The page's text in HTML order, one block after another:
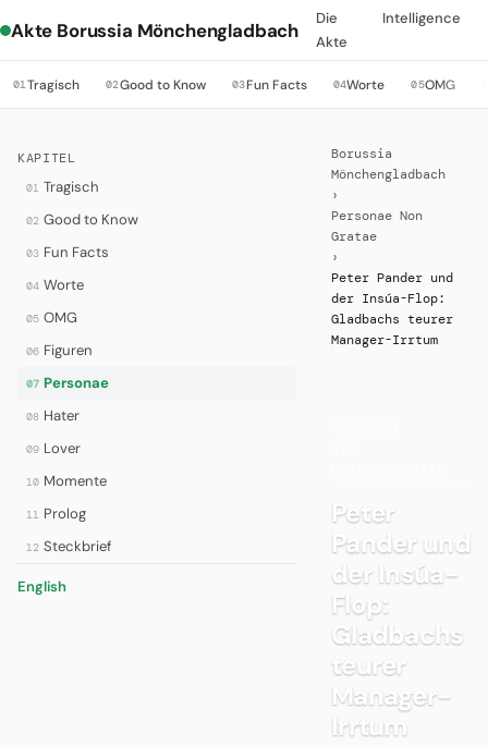
Akte Borussia Mönchengladbach
Die
Akte
Intelligence
01Tragisch 02Good to Know 03Fun Facts 04Worte 05OMG
KAPITEL
01 Tragisch
02 Good to Know
03 Fun Facts
04 Worte
05 OMG
06 Figuren
07 Personae
08 Hater
09 Lover
10 Momente
11 Prolog
12 Steckbrief
English
Borussia
Mönchengladbach
›
Personae Non
Gratae
›
Peter Pander und
der Insúa-Flop:
Gladbachs teurer
Manager-Irrtum
Peter
Pander und
der Insúa-
Flop:
Gladbachs
teurer
Manager-
Irrtum